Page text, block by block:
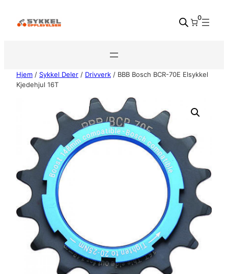
0
Hjem / Sykkel Deler / Drivverk / BBB Bosch BCR-70E Elsykkel
Kjedehjul 16T